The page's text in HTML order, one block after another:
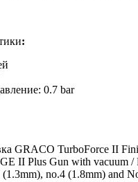
:
0.7 bar
GRACO TurboForce II
II Plus Gun with vacuum /
no.4 (1.8mm) and